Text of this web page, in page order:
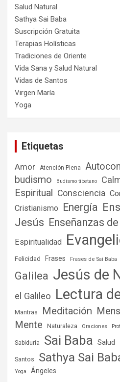
Salud Natural
Sathya Sai Baba
Suscripción Gratuita
Terapias Holísticas
Tradiciones de Oriente
Vida Sana y Salud Natural
Vidas de Santos
Virgen María
Yoga
Etiquetas
Amor Atención Plena
budismo Budismo tibetano
Espiritual
Consciencia
Cristianismo Energía
Jesús Enseñanzas
Espiritualidad
Felicidad Frases Frases de Sai Baba
Galilea Jesús de
el Galileo Lectura
Mantras Meditación
Mente
Naturaleza Oraciones
Sabiduría Sai Baba Salud
Santos Sathya Sai
Yoga Ángeles